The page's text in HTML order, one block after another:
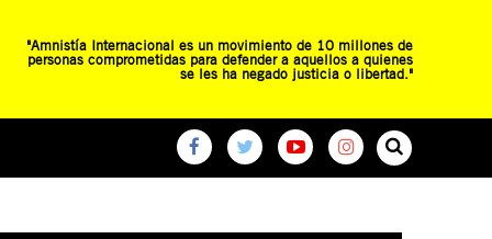
"Amnistía Internacional es un movimiento de 10 millones de
personas comprometidas para defender a aquellos a quienes
se les ha negado justicia o libertad."